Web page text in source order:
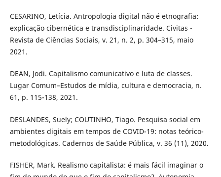
CESARINO, Letícia. Antropologia digital não é etnografia:
explicação cibernética e transdisciplinaridade. Civitas -
Revista de Ciências Sociais, v. 21, n. 2, p. 304–315, maio
2021.
DEAN, Jodi. Capitalismo comunicativo e luta de classes.
Lugar Comum–Estudos de mídia, cultura e democracia, n.
61, p. 115-138, 2021.
DESLANDES, Suely; COUTINHO, Tiago. Pesquisa social em
ambientes digitais em tempos de COVID-19: notas teórico-
metodológicas. Cadernos de Saúde Pública, v. 36 (11), 2020.
FISHER, Mark. Realismo capitalista: é mais fácil imaginar o